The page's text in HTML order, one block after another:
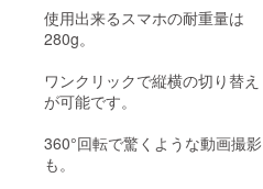
使用出来るスマホの耐重量は
280g。
ワンクリックで縦横の切り替え
が可能です。
360°回転で驚くような動画撮影
も。